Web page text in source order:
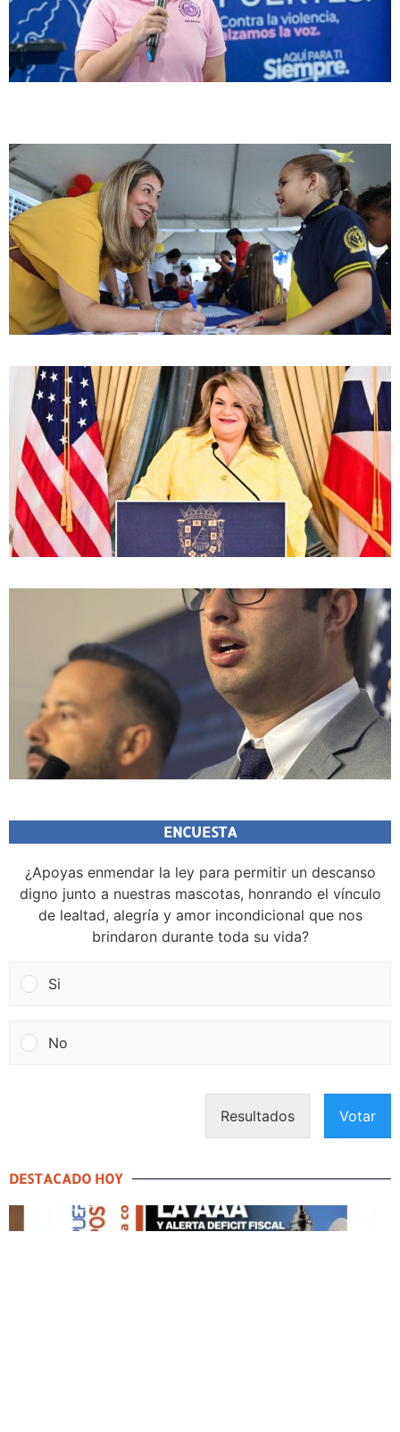
ENCUESTA
¿Apoyas enmendar la ley para permitir un descanso
digno junto a nuestras mascotas, honrando el vínculo
de lealtad, alegría y amor incondicional que nos
brindaron durante toda su vida?
Si
No
Resultados Votar
DESTACADO HOY